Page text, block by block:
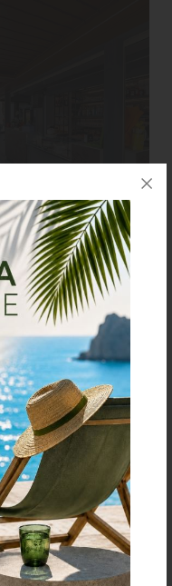
Bellano - Lecco
Contigo Caffè
Porlezza - Como